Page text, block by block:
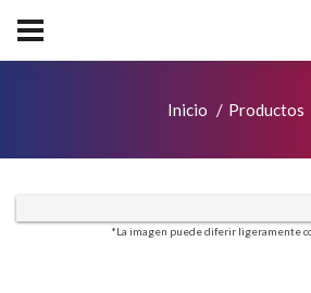
Inicio Productos
*La imagen puede diferir ligeramente